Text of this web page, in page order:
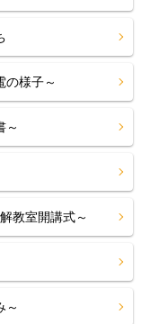
様子～
～
教室開講式～
～